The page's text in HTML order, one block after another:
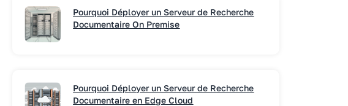
Pourquoi Déployer un Serveur de Recherche
Documentaire On Premise
Pourquoi Déployer un Serveur de Recherche
Documentaire en Edge Cloud